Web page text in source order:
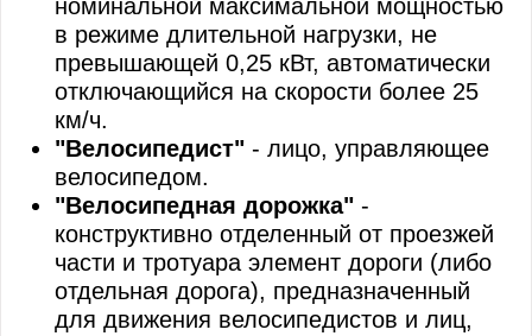
Нормы времени управления транспортным
номинальной максимальной мощностью
в режиме длительной нагрузки, не
превышающей 0,25 кВт, автоматически
отключающийся на скорости более 25
км/ч.
"Велосипедист" - лицо, управляющее
велосипедом.
"Велосипедная дорожка" -
конструктивно отделенный от проезжей
части и тротуара элемент дороги (либо
отдельная дорога), предназначенный
для движения велосипедистов и лиц,